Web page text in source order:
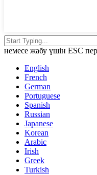
немесе жабу үшін ESC
English
French
German
Portuguese
Spanish
Russian
Japanese
Korean
Arabic
Irish
Greek
Turkish